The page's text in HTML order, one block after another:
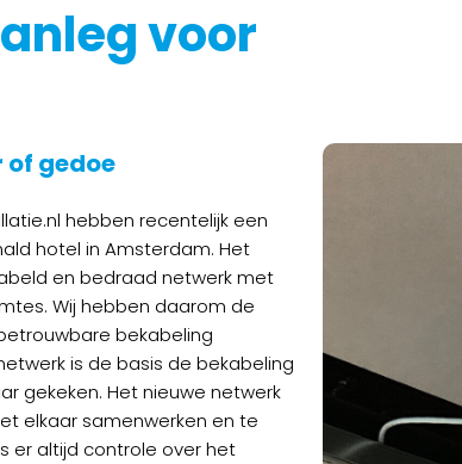
voor
gedoe
hebben recentelijk een
hotel in Amsterdam. Het
en bedraad netwerk met
Wij hebben daarom de
bekabeling
is de basis de bekabeling
gekeken. Het nieuwe netwerk
elkaar samenwerken en te
er altijd controle over het